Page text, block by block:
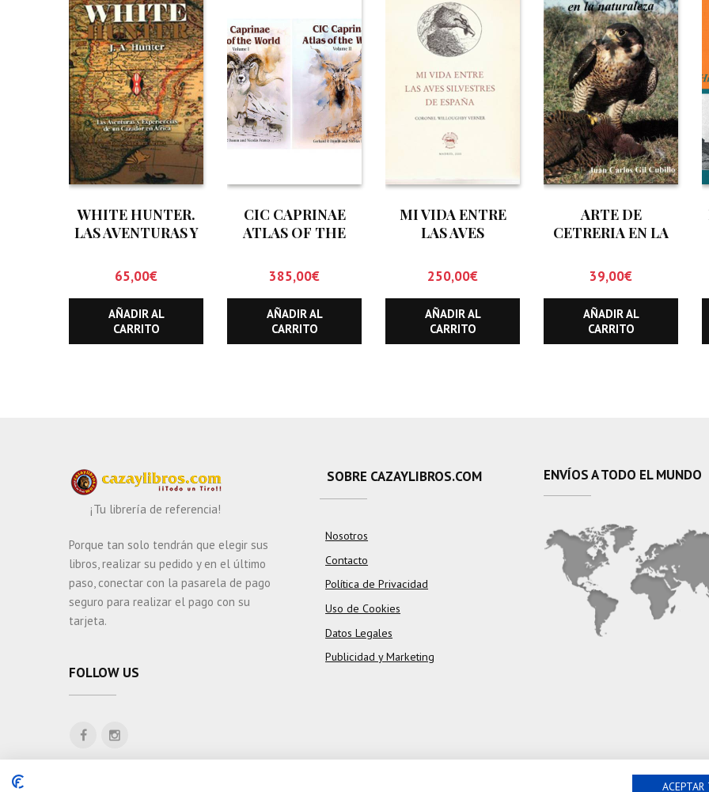
WHITE HUNTER.
LAS AVENTURAS Y
UN CAZADOR EN
AFRICA.
65,00€
AÑADIR AL
CARRITO
CIC CAPRINAE
ATLAS OF THE
TOMOS)
385,00€
AÑADIR AL
CARRITO
MI VIDA ENTRE
LAS AVES
ESPAÑA
250,00€
AÑADIR AL
CARRITO
ARTE DE
CETRERIA EN LA
39,00€
AÑADIR AL
CARRITO
¡Tu librería de referencia!
Porque tan solo tendrán que elegir sus
libros, realizar su pedido y en el último
paso, conectar con la pasarela de pago
seguro para realizar el pago con su
tarjeta.
FOLLOW US
SOBRE CAZAYLIBROS.COM
Nosotros
Contacto
Política de Privacidad
Uso de Cookies
Datos Legales
Publicidad y Marketing
ENVÍOS A TODO EL MUNDO